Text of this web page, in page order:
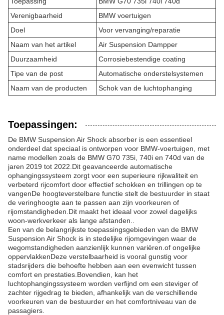
Verenigbaarheid
BMW voertuigen
Doel
Voor vervanging/reparatie
Naam van het artikel
Air Suspension Dampper
Duurzaamheid
Corrosiebestendige coating
Tipe van de post
Automatische onderstelsystemen
Naam van de producten
Schok van de luchtophanging
Toepassingen:
De BMW Suspension Air Shock absorber is een essentieel
onderdeel dat speciaal is ontworpen voor BMW-voertuigen, met
name modellen zoals de BMW G70 735i, 740i en 740d van de
jaren 2019 tot 2022.Dit geavanceerde automatische
ophangingssysteem zorgt voor een superieure rijkwaliteit en
verbeterd rijcomfort door effectief schokken en trillingen op te
vangenDe hoogteverstelbare functie stelt de bestuurder in staat
de veringhoogte aan te passen aan zijn voorkeuren of
rijomstandigheden.Dit maakt het ideaal voor zowel dagelijks
woon-werkverkeer als lange afstanden..
Een van de belangrijkste toepassingsgebieden van de BMW
Suspension Air Shock is in stedelijke rijomgevingen waar de
wegomstandigheden aanzienlijk kunnen variëren.of ongelijke
oppervlakkenDeze verstelbaarheid is vooral gunstig voor
stadsrijders die behoefte hebben aan een evenwicht tussen
comfort en prestaties.Bovendien, kan het
luchtophangingssysteem worden verfijnd om een steviger of
zachter rijgedrag te bieden, afhankelijk van de verschillende
voorkeuren van de bestuurder en het comfortniveau van de
passagiers.